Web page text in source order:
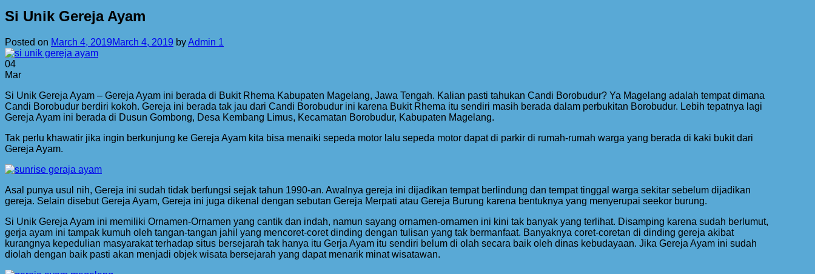
Si Unik Gereja Ayam
Posted on March 4, 2019March 4, 2019 byAdmin 1
04
Mar
Si Unik Gereja Ayam – Gereja Ayam ini berada di Bukit Rhema Kabupaten Magelang, Jawa Tengah. Kalian pasti tahukan Candi Borobudur? Ya Magelang adalah tempat dimana
Candi Borobudur berdiri kokoh. Gereja ini berada tak jau dari Candi Borobudur ini karena Bukit Rhema itu sendiri masih berada dalam perbukitan Borobudur. Lebih tepatnya lagi
Gereja Ayam ini berada di Dusun Gombong, Desa Kembang Limus, Kecamatan Borobudur, Kabupaten Magelang.
Tak perlu khawatir jika ingin berkunjung ke Gereja Ayam kita bisa menaiki sepeda motor lalu sepeda motor dapat di parkir di rumah-rumah warga yang berada di kaki bukit dari
Gereja Ayam.
Asal punya usul nih, Gereja ini sudah tidak berfungsi sejak tahun 1990-an. Awalnya gereja ini dijadikan tempat berlindung dan tempat tinggal warga sekitar sebelum dijadikan
gereja. Selain disebut Gereja Ayam, Gereja ini juga dikenal dengan sebutan Gereja Merpati atau Gereja Burung karena bentuknya yang menyerupai seekor burung.
Si Unik Gereja Ayam ini memiliki Ornamen-Ornamen yang cantik dan indah, namun sayang ornamen-ornamen ini kini tak banyak yang terlihat. Disamping karena sudah berlumut,
gerja ayam ini tampak kumuh oleh tangan-tangan jahil yang mencoret-coret dinding dengan tulisan yang tak bermanfaat. Banyaknya coret-coretan di dinding gereja akibat
kurangnya kepedulian masyarakat terhadap situs bersejarah tak hanya itu Gerja Ayam itu sendiri belum di olah secara baik oleh dinas kebudayaan. Jika Gereja Ayam ini sudah
diolah dengan baik pasti akan menjadi objek wisata bersejarah yang dapat menarik minat wisatawan.